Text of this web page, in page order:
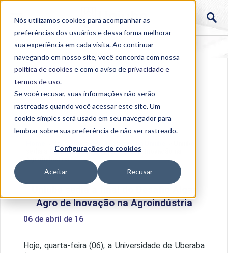
Nós utilizamos cookies para acompanhar as
preferências dos usuários e dessa forma melhorar
sua experiência em cada visita. Ao continuar
navegando em nosso site, você concorda com nossa
política de cookies e com o aviso deprivacidade e
termos de uso.
Se você recusar, suas informações não serão
rastreadas quando você acessar este site. Um
cookie simples será usado em seu navegador para
lembrar sobre sua preferência de não ser rastreado.
Configurações de cookies
Aceitar Recusar
sedia a final do Desafio Algar Agro de Inovação na
Agroindústria
Agro de Inovação na Agroindústria
06 de abril de 16
Hoje, quarta-feira (06), a Universidade de Uberaba